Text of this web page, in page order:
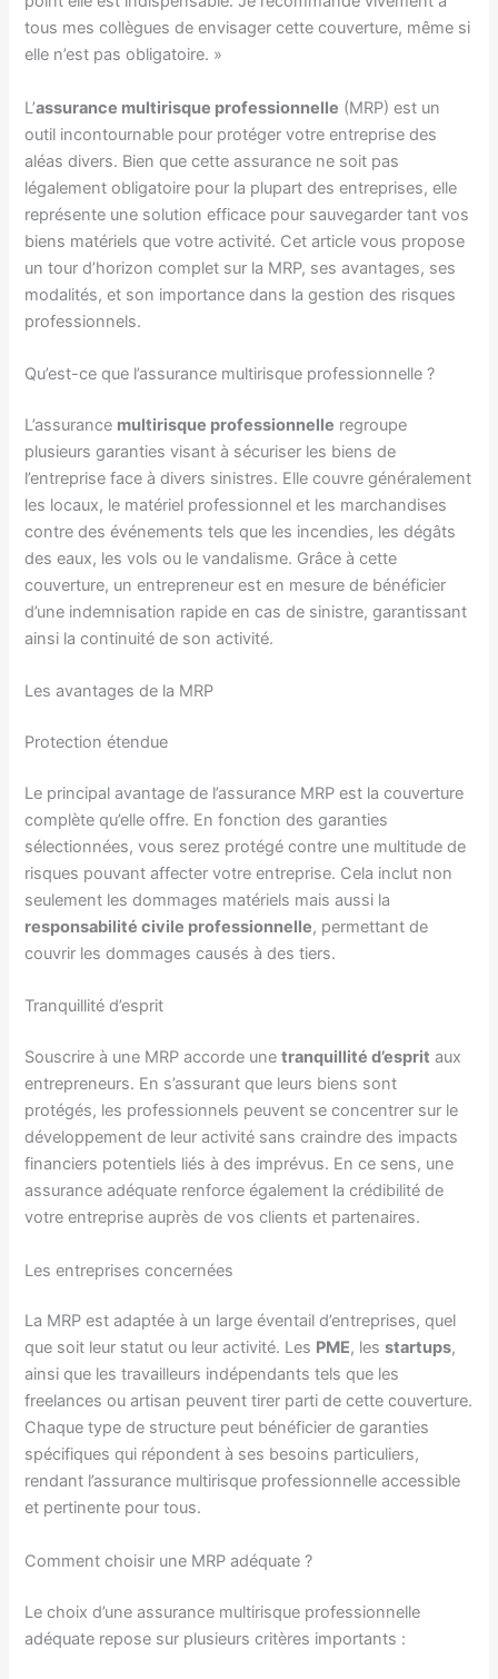
tous mes collègues de envisager cette couverture, même si
elle n’est pas obligatoire. »
L’assurance multirisque professionnelle (MRP) est un
outil incontournable pour protéger votre entreprise des
aléas divers. Bien que cette assurance ne soit pas
légalement obligatoire pour la plupart des entreprises, elle
représente une solution efficace pour sauvegarder tant vos
biens matériels que votre activité. Cet article vous propose
un tour d’horizon complet sur la MRP, ses avantages, ses
modalités, et son importance dans la gestion des risques
professionnels.
Qu’est-ce que l’assurance multirisque professionnelle ?
L’assurance multirisque professionnelle regroupe
plusieurs garanties visant à sécuriser les biens de
l’entreprise face à divers sinistres. Elle couvre généralement
les locaux, le matériel professionnel et les marchandises
contre des événements tels que les incendies, les dégâts
des eaux, les vols ou le vandalisme. Grâce à cette
couverture, un entrepreneur est en mesure de bénéficier
d’une indemnisation rapide en cas de sinistre, garantissant
ainsi la continuité de son activité.
Les avantages de la MRP
Protection étendue
Le principal avantage de l’assurance MRP est la couverture
complète qu’elle offre. En fonction des garanties
sélectionnées, vous serez protégé contre une multitude de
risques pouvant affecter votre entreprise. Cela inclut non
seulement les dommages matériels mais aussi la
responsabilité civile professionnelle, permettant de
couvrir les dommages causés à des tiers.
Tranquillité d’esprit
Souscrire à une MRP accorde unetranquillité d’esprit aux
entrepreneurs. En s’assurant que leurs biens sont
protégés, les professionnels peuvent se concentrer sur le
développement de leur activité sans craindre des impacts
financiers potentiels liés à des imprévus. En ce sens, une
assurance adéquate renforce également la crédibilité de
votre entreprise auprès de vos clients et partenaires.
Les entreprises concernées
La MRP est adaptée à un large éventail d’entreprises, quel
que soit leur statut ou leur activité. Les PME, lesstartups,
ainsi que les travailleurs indépendants tels que les
freelances ou artisan peuvent tirer parti de cette couverture.
Chaque type de structure peut bénéficier de garanties
spécifiques qui répondent à ses besoins particuliers,
rendant l’assurance multirisque professionnelle accessible
et pertinente pour tous.
Comment choisir une MRP adéquate ?
Le choix d’une assurance multirisque professionnelle
adéquate repose sur plusieurs critères importants :